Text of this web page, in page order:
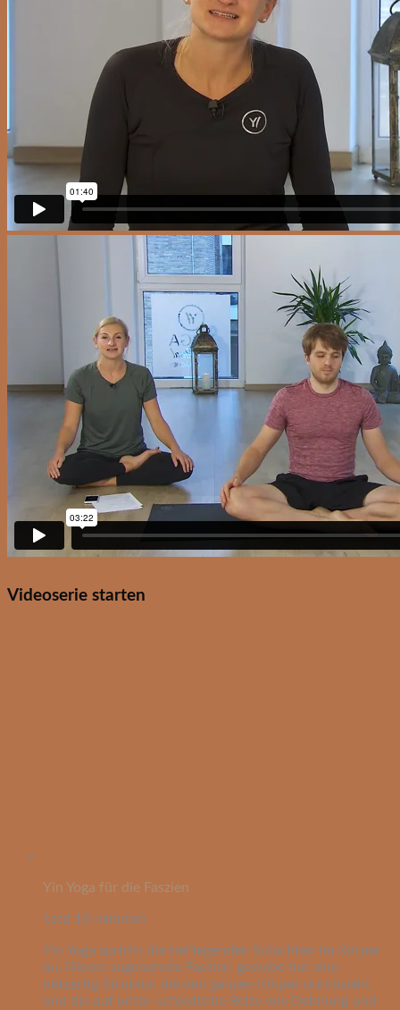
Videoserie starten
Yin Yoga für die Faszien
1std 10 minuten
Yin Yoga spricht die tiefliegenden Schichten im Körper
an. Dieses sogenannte Faszien-gewebe hat eine
netzartig Struktur, die den ganzen Körper durchzieht
und die auf unter-schiedliche Reize wie Dehnung und